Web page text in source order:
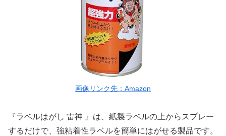
画像リンク先：Amazon
『ラベルはがし 雷神 』は、紙製ラベルの上からスプレー
するだけで、強粘着性ラベルを簡単にはがせる製品です。